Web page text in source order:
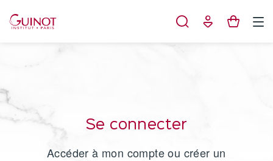
Se connecter
Accéder à mon compte ou créer un